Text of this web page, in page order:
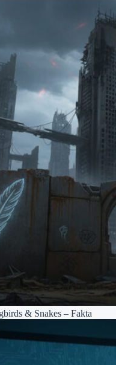
& Snakes – Fakta